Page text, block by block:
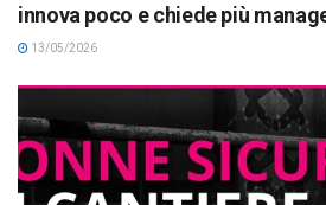
innova poco e chiede più
13/05/2026